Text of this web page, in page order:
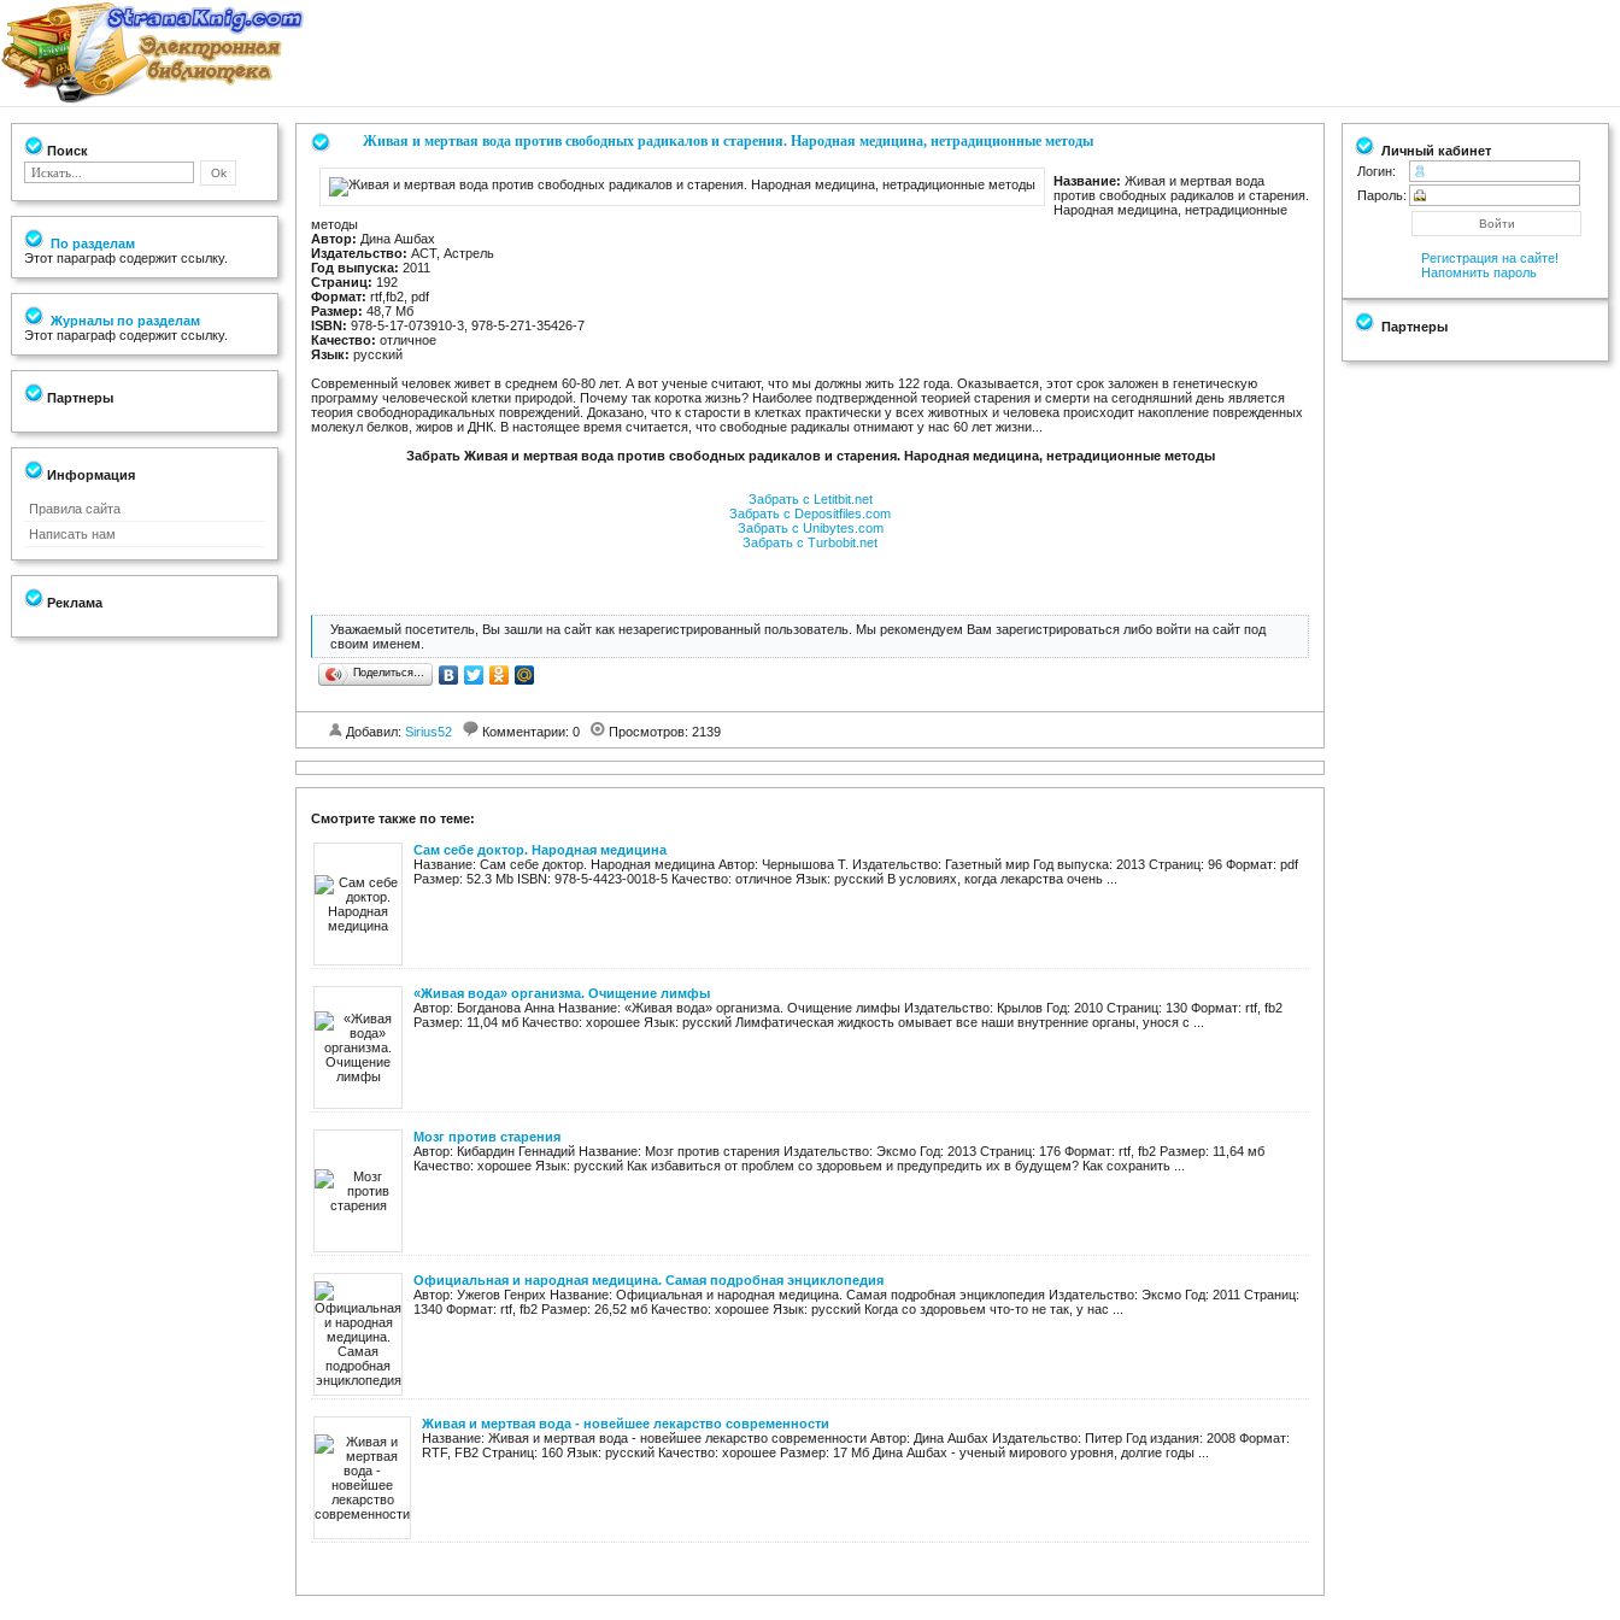
Поиск
По разделам
Этот параграф содержит ссылку.
Журналы по разделам
Этот параграф содержит ссылку.
Партнеры
Информация
Правила сайта
Написать нам
Реклама
Живая и мертвая вода против свободных радикалов и старения. Народная медицина, нетрадиционные методы
Название: Живая и мертвая вода
против свободных радикалов и старения.
Народная медицина, нетрадиционные
методы
Автор: Дина Ашбах
Издательство: АСТ, Астрель
Год выпуска: 2011
Страниц: 192
Формат: rtf,fb2, pdf
Размер: 48,7 Мб
ISBN: 978-5-17-073910-3, 978-5-271-35426-7
Качество: отличное
Язык: русский
Современный человек живет в среднем 60-80 лет. А вот ученые считают, что мы должны жить 122 года. Оказывается, этот срок заложен в генетическую
программу человеческой клетки природой. Почему так коротка жизнь? Наиболее подтвержденной теорией старения и смерти на сегодняшний день является
теория свободнорадикальных повреждений. Доказано, что к старости в клетках практически у всех животных и человека происходит накопление поврежденных
молекул белков, жиров и ДНК. В настоящее время считается, что свободные радикалы отнимают у нас 60 лет жизни...
Забрать Живая и мертвая вода против свободных радикалов и старения. Народная медицина, нетрадиционные методы
Забрать с Letitbit.net
Забрать с Depositfiles.com
Забрать с Unibytes.com
Забрать с Turbobit.net
Уважаемый посетитель, Вы зашли на сайт как незарегистрированный пользователь. Мы рекомендуем Вам зарегистрироваться либо войти на сайт под
своим именем.
Поделиться…
Добавил: Sirius52 Комментарии: 0 Просмотров: 2139
Смотрите также по теме:
Сам себе доктор. Народная медицина
Название: Сам себе доктор. Народная медицина Автор: Чернышова Т. Издательство: Газетный мир Год выпуска: 2013 Страниц: 96 Формат: pdf
Размер: 52.3 Mb ISBN: 978-5-4423-0018-5 Качество: отличное Язык: русский В условиях, когда лекарства очень ...
«Живая вода» организма. Очищение лимфы
Автор: Богданова Анна Название: «Живая вода» организма. Очищение лимфы Издательство: Крылов Год: 2010 Страниц: 130 Формат: rtf, fb2
Размер: 11,04 мб Качество: хорошее Язык: русский Лимфатическая жидкость омывает все наши внутренние органы, унося с ...
Мозг против старения
Автор: Кибардин Геннадий Название: Мозг против старения Издательство: Эксмо Год: 2013 Страниц: 176 Формат: rtf, fb2 Размер: 11,64 мб
Качество: хорошее Язык: русский Как избавиться от проблем со здоровьем и предупредить их в будущем? Как сохранить ...
Официальная и народная медицина. Самая подробная энциклопедия
Автор: Ужегов Генрих Название: Официальная и народная медицина. Самая подробная энциклопедия Издательство: Эксмо Год: 2011 Страниц:
1340 Формат: rtf, fb2 Размер: 26,52 мб Качество: хорошее Язык: русский Когда со здоровьем что-то не так, у нас ...
Живая и мертвая вода - новейшее лекарство современности
Название: Живая и мертвая вода - новейшее лекарство современности Автор: Дина Ашбах Издательство: Питер Год издания: 2008 Формат:
RTF, FB2 Страниц: 160 Язык: русский Качество: хорошее Размер: 17 Мб Дина Ашбах - ученый мирового уровня, долгие годы ...
Личный кабинет
Логин:
Пароль:
Регистрация на сайте!
Напомнить пароль
Партнеры